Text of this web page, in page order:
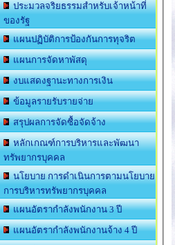
ประมวลจริยธรรมสำหรับเจ้าหน้าที่
ของรัฐ
แผนปฏิบัติการป้องกันการทุจริต
แผนการจัดหาพัสดุ
งบแสดงฐานะทางการเงิน
ข้อมูลรายรับรายจ่าย
สรุปผลการจัดซื้อจัดจ้าง
หลักเกณฑ์การบริหารและพัฒนา
ทรัพยากรบุคคล
นโยบาย การดำเนินการตามนโยบาย
การบริหารทรัพยากรบุคคล
แผนอัตรากำลังพนักงาน 3 ปี
แผนอัตรากำลังพนักงานจ้าง 4 ปี